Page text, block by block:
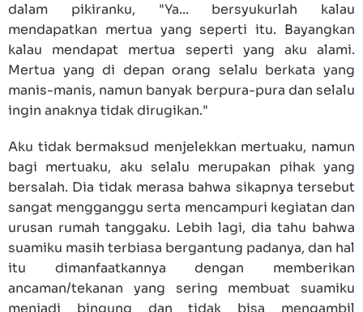
dalam pikiranku, "Ya... bersyukurlah kalau
mendapatkan mertua yang seperti itu. Bayangkan
kalau mendapat mertua seperti yang aku alami.
Mertua yang di depan orang selalu berkata yang
manis-manis, namun banyak berpura-pura dan selalu
ingin anaknya tidak dirugikan."
Aku tidak bermaksud menjelekkan mertuaku, namun
bagi mertuaku, aku selalu merupakan pihak yang
bersalah. Dia tidak merasa bahwa sikapnya tersebut
sangat mengganggu serta mencampuri kegiatan dan
urusan rumah tanggaku. Lebih lagi, dia tahu bahwa
suamiku masih terbiasa bergantung padanya, dan hal
itu dimanfaatkannya dengan memberikan
ancaman/tekanan yang sering membuat suamiku
menjadi bingung dan tidak bisa mengambil